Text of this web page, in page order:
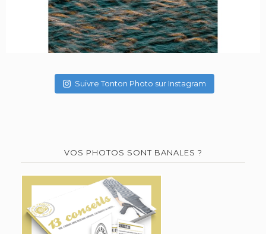
Suivre Tonton Photo sur Instagram
VOS PHOTOS SONT BANALES ?